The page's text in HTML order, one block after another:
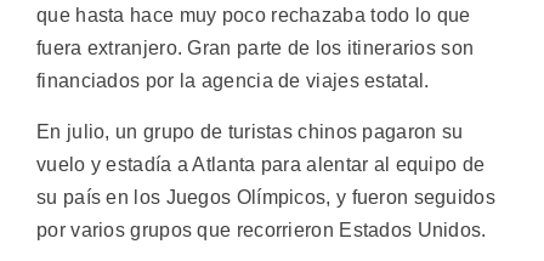
que hasta hace muy poco rechazaba todo lo que
fuera extranjero. Gran parte de los itinerarios son
financiados por la agencia de viajes estatal.
En julio, un grupo de turistas chinos pagaron su
vuelo y estadía a Atlanta para alentar al equipo de
su país en los Juegos Olímpicos, y fueron seguidos
por varios grupos que recorrieron Estados Unidos.